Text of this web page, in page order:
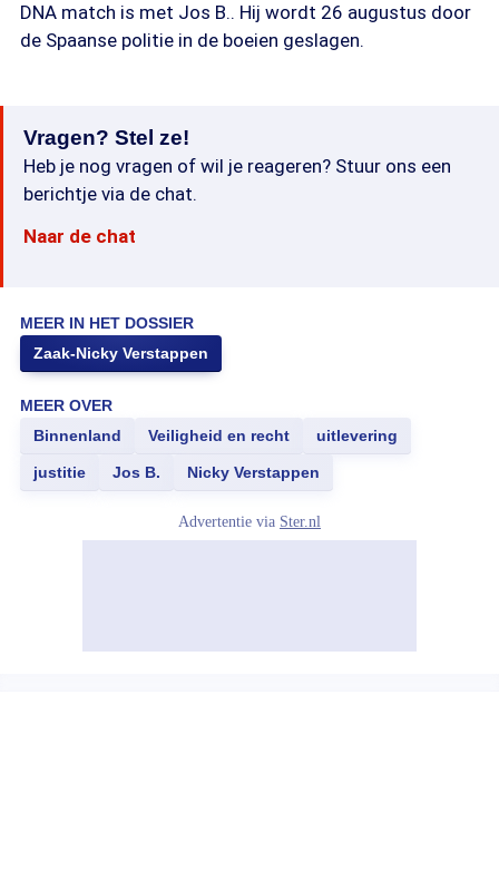
DNA match is met Jos B.. Hij wordt 26 augustus door
de Spaanse politie in de boeien geslagen.
Vragen? Stel ze!
Heb je nog vragen of wil je reageren? Stuur ons een
berichtje via de chat.
Naar de chat
MEER IN HET DOSSIER
Zaak-Nicky Verstappen
MEER OVER
Binnenland
Veiligheid en recht uitlevering
justitie Jos B. Nicky Verstappen
Advertentie via Ster.nl